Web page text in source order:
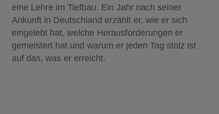
eine Lehre im Tiefbau. Ein Jahr nach seiner
Ankunft in Deutschland erzählt er, wie er sich
eingelebt hat, welche Herausforderungen er
gemeistert hat und warum er jeden Tag stolz ist
auf das, was er erreicht.